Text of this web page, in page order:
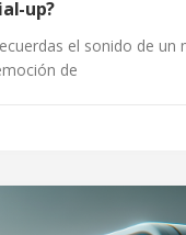
up?
el sonido de un
de